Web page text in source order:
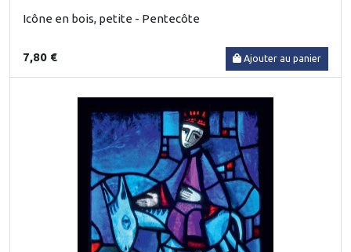
Icône en bois, petite - Pentecôte
7,80 € Ajouter au panier